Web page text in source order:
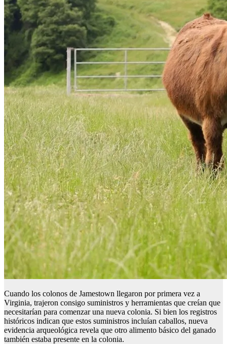
Cuando los colonos de Jamestown llegaron por primera vez a
Virginia, trajeron consigo suministros y herramientas que creían que
necesitarían para comenzar una nueva colonia. Si bien los registros
históricos indican que estos suministros incluían caballos, nueva
evidencia arqueológica revela que otro alimento básico del ganado
también estaba presente en la colonia.